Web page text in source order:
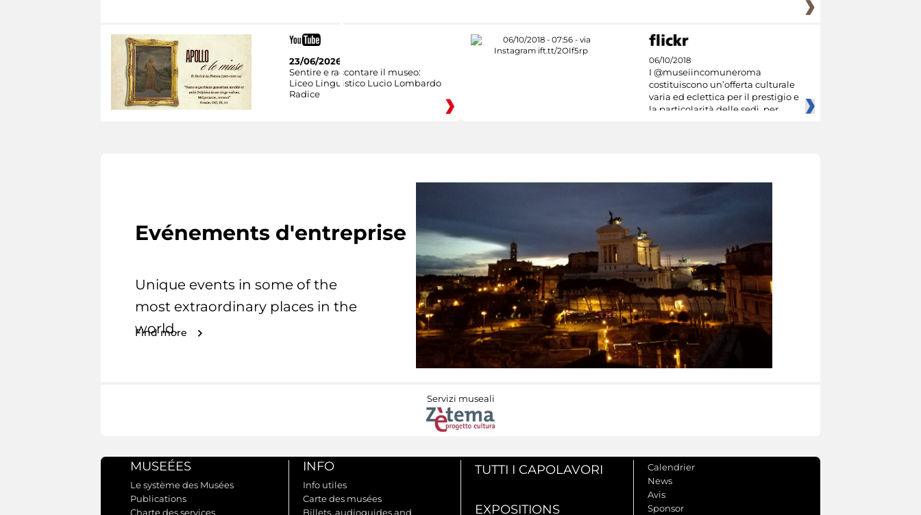
23/06/2026
Sentire e raccontare il museo:
Liceo Linguistico Lucio Lombardo
Radice
06/10/2018
I @museiincomuneroma
costituiscono un’offerta culturale
varia ed eclettica per il prestigio e
la particolarità delle sedi, per
Evénements d'entreprise
Unique events in some of the
most extraordinary places in the
world.
Find more
Servizi museali
MUSEÉES
Le système des Musées
Publications
Charte des services
INFO
Info utiles
Carte des musées
Billets, audioguides and
TUTTI I CAPOLAVORI
EXPOSITIONS
Calendrier
News
Avis
Sponsor